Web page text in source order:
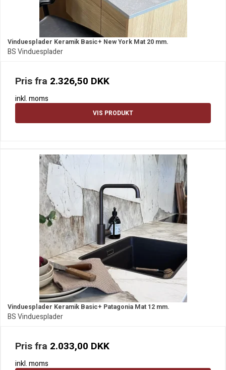
Vinduesplader Keramik Basic+ New York Mat 20 mm.
BS Vinduesplader
Pris fra 2.326,50 DKK
inkl. moms
VIS PRODUKT
Vinduesplader Keramik Basic+ Patagonia Mat 12 mm.
BS Vinduesplader
Pris fra 2.033,00 DKK
inkl. moms